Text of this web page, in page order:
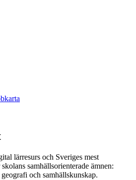
lärresurs och Sveriges mest
samhällsorienterade ämnen:
och samhällskunskap.